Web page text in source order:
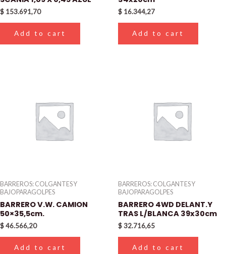
$ 153.691,70
Add to cart
$ 16.344,27
Add to cart
BARREROS: COLGANTES Y
BAJOPARAGOLPES
BARRERO V.W. CAMION
50×35,5cm.
$46.566,20
Add to cart
BARREROS: COLGANTES Y
BAJOPARAGOLPES
BARRERO 4WD DELANT.Y
TRAS L/BLANCA 39x30cm
$32.716,65
Add to cart